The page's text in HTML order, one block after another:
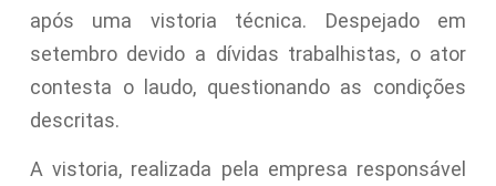
após uma vistoria técnica. Despejado em
setembro devido a dívidas trabalhistas, o ator
contesta o laudo, questionando as condições
descritas.
A vistoria, realizada pela empresa responsável